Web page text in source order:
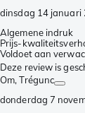
dinsdag 14 januari
Algemene indruk
Prijs-
Voldoet aan
Deze review is
Om, Trégunc
donderdag 7